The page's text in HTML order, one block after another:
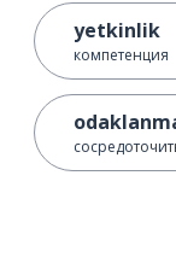
yetkinlik
компетенция